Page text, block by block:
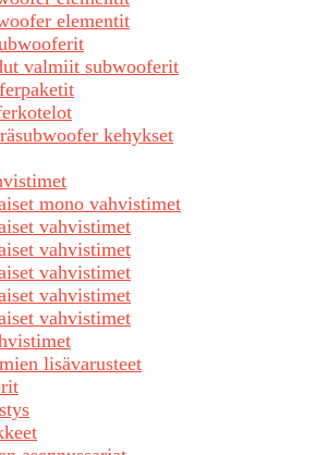
elementit
valmiit subwooferit
kehykset
mono vahvistimet
vahvistimet
vahvistimet
vahvistimet
vahvistimet
vahvistimet
lisävarusteet